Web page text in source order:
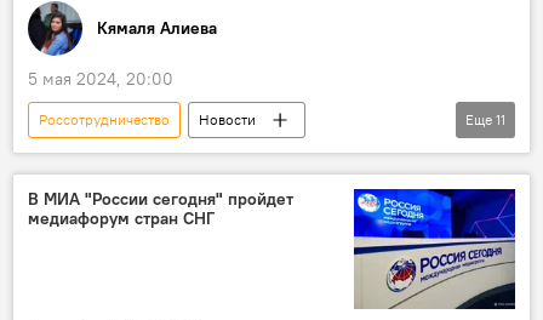
Кямаля Алиева
5 мая 2024, 20:00
Россотрудничество
Новости
Азербайджан
Баку
Русский дом
акция
Великая Победа
Великая Отечественная война
Еще 11
В МИА "России сегодня" пройдет
медиафорум стран СНГ